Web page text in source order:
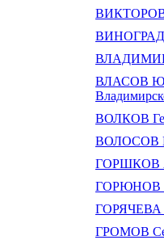
ВИКТОРОВ
ВЛАСОВ
ВОЛКОВ
ВОЛОСОВ
ГОРШКОВ
ГОРЮНОВ
ГОРЯЧЕВА
ГРОМОВ